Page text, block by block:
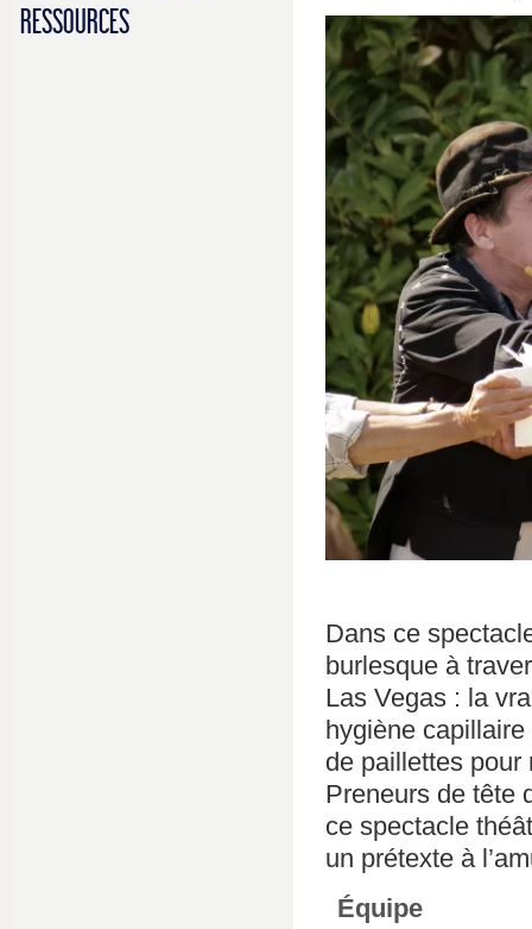
RESSOURCES
Dans ce
burlesque à
Las Vegas : la
hygiène
de paillettes pour
Preneurs de tête
ce spectacle
un prétexte à
Équipe